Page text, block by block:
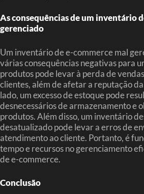
As consequências de um inventário
gerenciado
Um inventário de e-commerce mal
várias consequências negativas para
produtos pode levar à perda de
clientes, além de afetar a reputação
lado, um excesso de estoque pode
desnecessários de armazenamento e
produtos. Além disso, um inventário
desatualizado pode levar a erros de
atendimento ao cliente. Portanto, é
tempo e recursos no gerenciamento
de e-commerce.
Conclusão